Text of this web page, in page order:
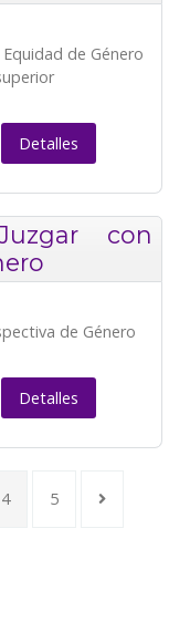
de Género
Detalles
con
de Género
Detalles
4 5